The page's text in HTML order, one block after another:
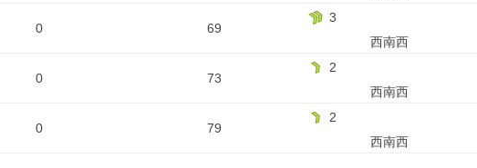
0 69
3
西南西
0 73
2
西南西
0 79
2
西南西